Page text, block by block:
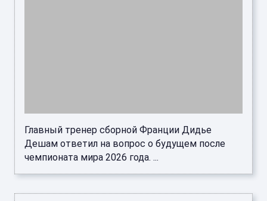
Главный тренер сборной Франции Дидье
Дешам ответил на вопрос о будущем после
чемпионата мира 2026 года. ...